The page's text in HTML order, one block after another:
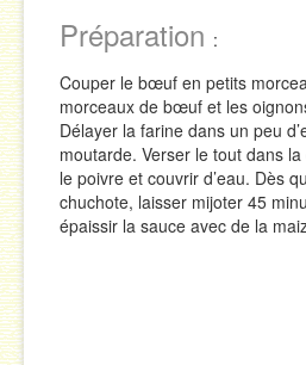
Préparation :
Couper le bœuf en petits
morceaux de bœuf et les
Délayer la farine dans un peu
moutarde. Verser le tout dans
le poivre et couvrir d’eau. Dès
chuchote, laisser mijoter 45
épaissir la sauce avec de la